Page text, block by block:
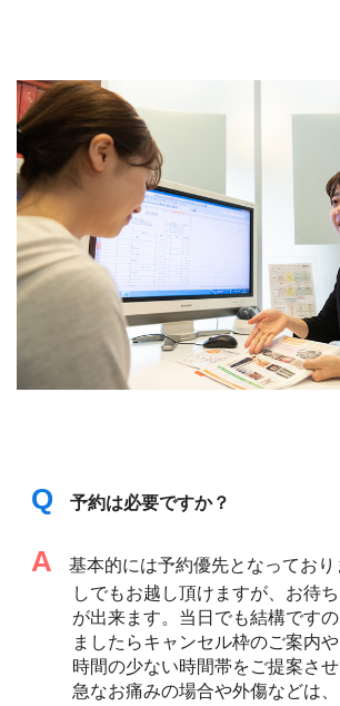
Q 予約は必要ですか？
A
基本的には予約優先となっており
しでもお越し頂けますが、お待
が出来ます。当日でも結構です
ましたらキャンセル枠のご案内
時間の少ない時間帯をご提案させ
急なお痛みの場合や外傷などは